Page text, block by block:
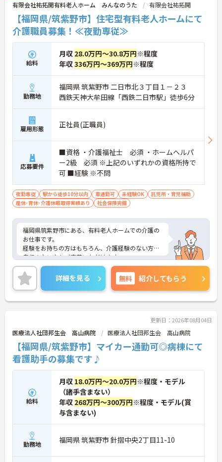
有限会社祐拓開有料老人ホーム みんなのうた 有限会社祐拓開
【福岡県/筑紫野市】住宅型有料老人ホームにて
介護職員募集！≪夜勤専従≫
給料
月収 28.0万円～30.8万円※程度
年収336万円～369万円※程度
勤務地
福岡県 筑紫野市 二日市北３丁目１－２３
西鉄天神大牟田線「西鉄二日市駅」徒歩6分
雇用形態 正社員(正職員)
応募要件
■資格 ・介護福祉士 必須 ・ホームヘルパ
ー2級 必須 ※上記のいずれかの資格所持で
可 ■経験 ※不問
夜勤専従 駅から徒歩10分以内 車通勤可 未経験OK
託児所・育児補助
産休･育休･介護休暇取得実績あり
社会保険完備
福岡県筑紫野市にある、有料老人ホームでの介護の
お仕事です。
経験をお持ちの方はもちろん、介護経験のない方や
自信のない方もご応募いただけます。
託児施設の併設、有給休暇の取得等、家庭と仕事の
両立ができるような職場づくりを行っています。
最寄駅より徒歩圏内にくわえて、マイカー通勤も可
能と通勤も便利です♪
ご興味がある方は是非一度マイナビまでお問合せ下
詳細を見る 無料 紹介してもらう
更新日：2026年08月04日
医療法人社団邦生会 高山病院 医療法人社団邦生会 高山病院
【福岡県/筑紫野市】マイカー通勤可◎病棟にて
看護助手の募集です♪
給料
月収 18.0万円～20.0万円※程度・モデル
（諸手含まない）
年収 268万円～300万円※程度・モデル(賞
与含まない)
勤務地 福岡県 筑紫野市 針摺中央2丁目11-10